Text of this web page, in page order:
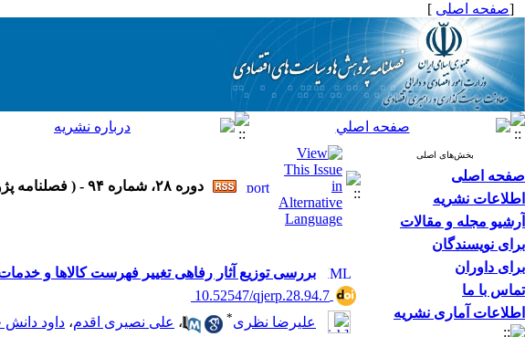
[صفحه اصلی ]
بخش‌های اصلی
صفحه اصلی
اطلاعات نشریه
آرشیو مجله و مقالات
برای نویسندگان
برای داوران
تماس با ما
اطلاعات آماری نشریه
دوره ۲۸، شماره ۹۴ - ( فصلنامه پژوهش ها و سیاست های اقتصادی ۱۳۹۹ )
بررسی توزیع آثار رفاهی تغییر فهرست کالاها و
‎ 10.52547/qjerp.28.94.7
علیرضا نظری* ، علی نصیری اقدم، داود